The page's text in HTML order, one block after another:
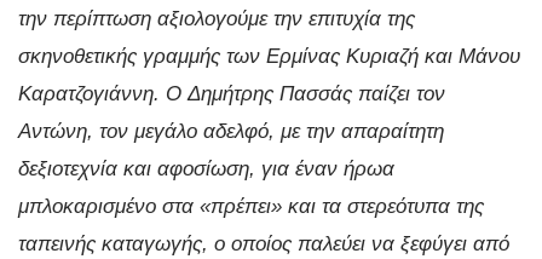
την περίπτωση αξιολογούμε την επιτυχία της
σκηνοθετικής γραμμής των Ερμίνας Κυριαζή και Μάνου
Καρατζογιάννη. Ο Δημήτρης Πασσάς παίζει τον
Αντώνη, τον μεγάλο αδελφό, με την απαραίτητη
δεξιοτεχνία και αφοσίωση, για έναν ήρωα
μπλοκαρισμένο στα «πρέπει» και τα στερεότυπα της
ταπεινής καταγωγής, ο οποίος παλεύει να ξεφύγει από